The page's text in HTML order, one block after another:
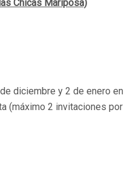
Chicas Mariposa)
diciembre y 2 de enero en
(máximo 2 invitaciones por